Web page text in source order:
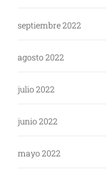
septiembre 2022
agosto 2022
julio 2022
junio 2022
mayo 2022